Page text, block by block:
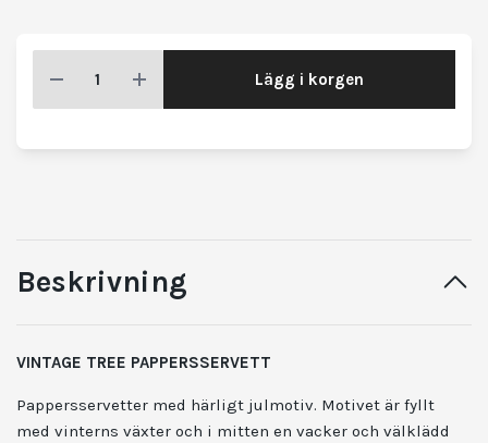
Lägg i korgen
Beskrivning
VINTAGE TREE PAPPERSSERVETT
Pappersservetter med härligt julmotiv. Motivet är fyllt
med vinterns växter och i mitten en vacker och välklädd